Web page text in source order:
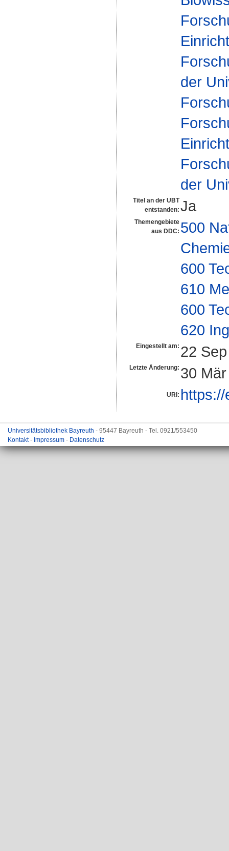
der
der
Titel an der UBT
entstanden: Ja
Themengebiete
aus DDC: 500
600
610
600
620
Eingestellt am: 22
Letzte Änderung: 30
URI:
Universitätsbibliothek Bayreuth - 95447 Bayreuth - Tel. 0921/553450
Kontakt- Impressum - Datenschutz